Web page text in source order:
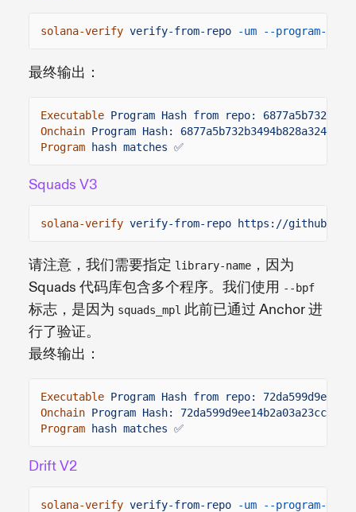
solana-verify verify-from-repo -um --program-id
最终输出：
Executable Program Hash from repo:
Onchain Program Hash:
Program
hash matches ✅
Squads V3
solana-verify verify-from-repo https://github.com/
请注意，我们需要指定 library-name ，因为
Squads 代码库包含多个程序。我们使用 --bpf
标志，是因为 squads_mpl 此前已通过 Anchor 进
行了验证。
最终输出：
Executable Program Hash from repo:
Onchain Program Hash:
Program
hash matches ✅
Drift V2
solana-verify verify-from-repo -um --program-id